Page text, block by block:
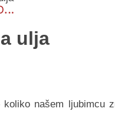
ulja
našem ljubimcu